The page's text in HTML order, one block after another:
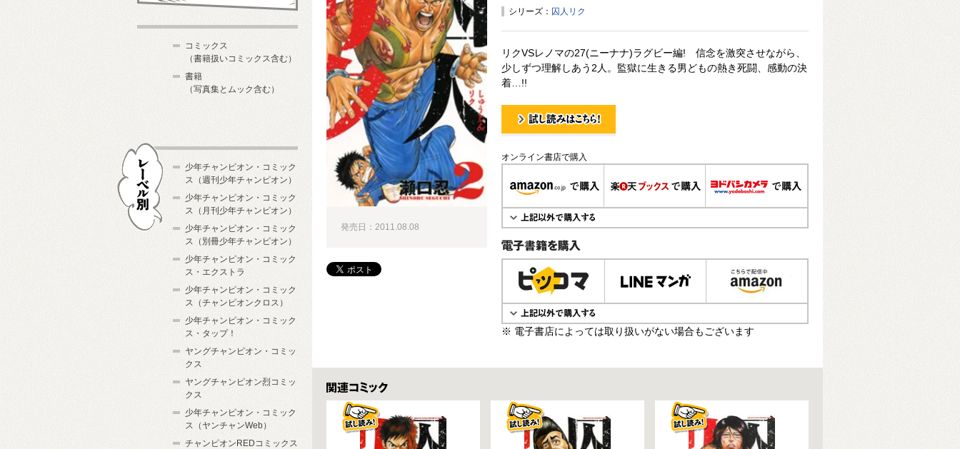
シリーズ： 囚人リク
リクVSレノマの27(ニーナナ)ラグビー編! 信念を激突させながら、
少しずつ理解しあう2人。監獄に生きる男どもの熱き死闘、感動の決
着…!!
オンライン書店で購入
電子書籍で購入
※ 電子書店によっては取り扱いがない場合もございます
発売日：2011.08.08
関連コミックス
コミックス
（書籍扱いコミックス含む）
書籍
（写真集とムック含む）
少年チャンピオン・コミック
ス（週刊少年チャンピオン）
少年チャンピオン・コミック
ス（月刊少年チャンピオン）
少年チャンピオン・コミック
ス（別冊少年チャンピオン）
少年チャンピオン・コミック
ス・エクストラ
少年チャンピオン・コミック
ス（チャンピオンクロス）
少年チャンピオン・コミック
ス・タップ！
ヤングチャンピオン・コミッ
クス
ヤングチャンピオン烈コミッ
クス
少年チャンピオン・コミック
ス（ヤンチャンWeb）
チャンピオンREDコミックス